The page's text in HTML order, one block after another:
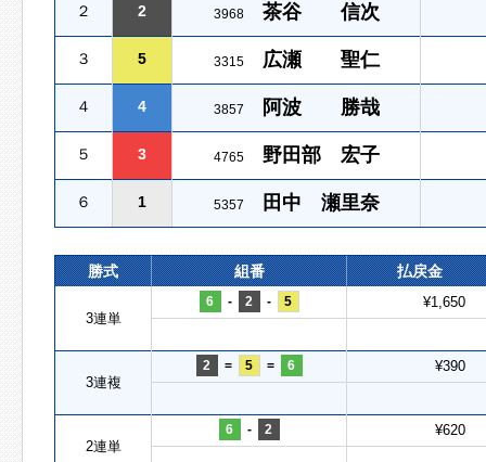
２ 2 3968 茶谷 信次
３ 5 3315 広瀬 聖仁
４ 4 3857 阿波 勝哉
５ 3 4765 野田部 宏子
６ 1 5357 田中 瀬里奈
勝式 組番 払戻金
3連単
6 - 2 - 5 ¥1,650
3連複
2 = 5 = 6 ¥390
2連単
6 - 2 ¥620